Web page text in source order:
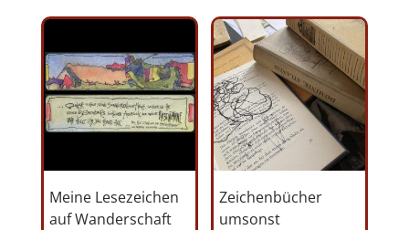
Meine Lesezeichen
auf Wanderschaft
Zeichenbücher
umsonst